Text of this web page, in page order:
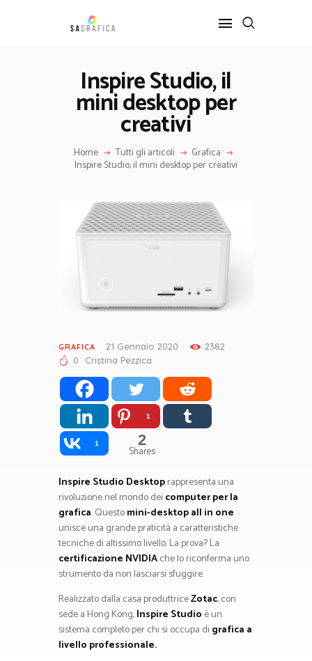
Inspire Studio, il
mini desktop per
creativi
Home Tutti gli articoli Grafica
Inspire Studio, il mini desktop per creativi
HOME
GRAFICA
INTERIOR DESIGN
SERVIZI
CONTATTI
GRAFICA 21 Gennaio 2020
2382
0
Cristina Pezzica
1
1 2
Shares
Inspire Studio Desktoprappresenta una
rivoluzione nel mondo dei computer per la
grafica. Questomini-desktop all in one
unisce una grande praticità a caratteristiche
tecniche di altissimo livello. La prova? La
certificazione NVIDIAche lo riconferma uno
strumento da non lasciarsi sfuggire.
Realizzato dalla casa produttriceZotac, con
sede a Hong Kong,Inspire Studio è un
sistema completo per chi si occupa di grafica a
livello professionale.